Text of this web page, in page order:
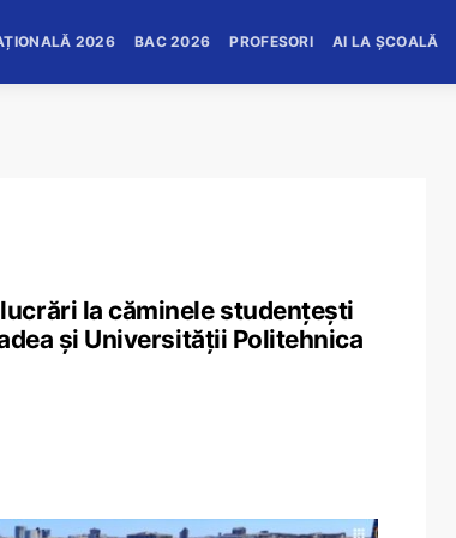
2026 BAC 2026 PROFESORI AI LA ȘCOALĂ
la căminele studențești
și Universității Politehnica